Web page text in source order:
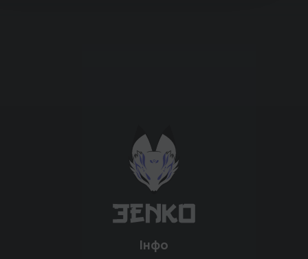
крутих нововведень
Підтримати проєкт
Інфо